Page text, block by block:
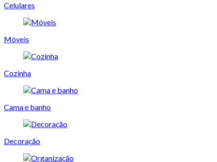
Celulares
Móveis
Cozinha
Cama e banho
Decoração